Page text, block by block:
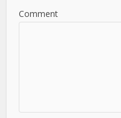
Comment